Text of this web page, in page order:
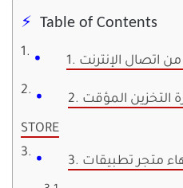
Table of Contents
من اتصال الإنترنت
2. إفراغ مجلد ذاكرة التخزين المؤقت MAC APP
STORE